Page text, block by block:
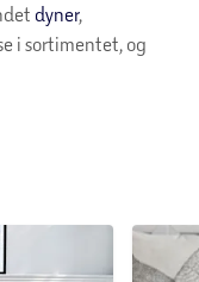
dyner,
i sortimentet, og